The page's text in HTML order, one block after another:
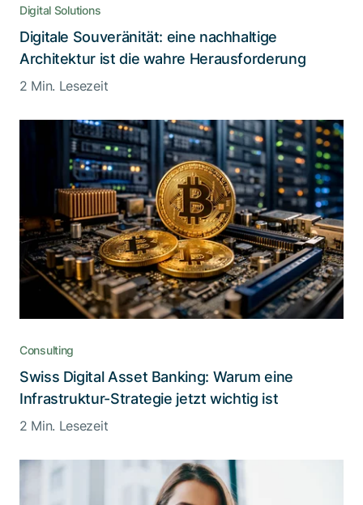
Digital Solutions
Digitale Souveränität: eine nachhaltige
Architektur ist die wahre Herausforderung
2 Min. Lesezeit
Consulting
Swiss Digital Asset Banking: Warum eine
Infrastruktur-Strategie jetzt wichtig ist
2 Min. Lesezeit